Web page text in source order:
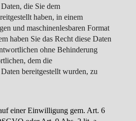
die Sie dem
haben, in einem
und maschinenlesbaren Format
haben Sie das Recht diese Daten
ohne Behinderung
dem die
bereitgestellt wurden, zu
einer Einwilligung gem. Art. 6